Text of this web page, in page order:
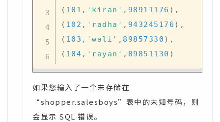
( 101 , 'kiran' , 98911176 ) ,
( 102 , 'radha' , 943245176 ) ,
( 103 , 'wali' , 89857330 ) ,
( 104 , 'rayan' , 89851130 )
如果您输入了一个未存储在
“shopper.salesboys”表中的未知号码，则
会显示 SQL 错误。